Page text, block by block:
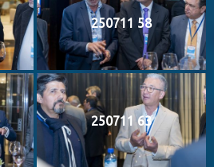
250711 58
250711 63